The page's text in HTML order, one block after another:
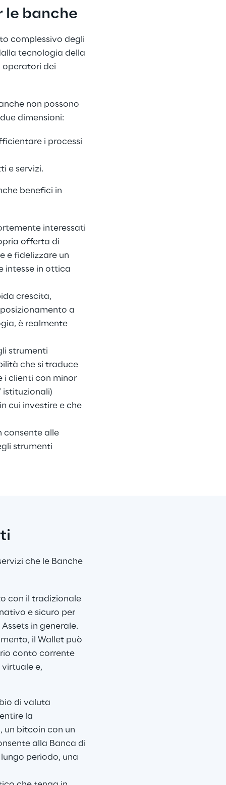
banche
complessivo degli
tecnologia della
operatori dei
non possono
dimensioni:
i processi
e servizi.
benefici in
interessati
offerta di
e fidelizzare un
intesse in ottica
crescita,
a
è realmente
strumenti
che si traduce
i clienti con minor
istituzionali)
cui investire e che
consente alle
strumenti
che le Banche
con il tradizionale
e sicuro per
in generale.
il Wallet può
conto corrente
e,
di valuta
la
un bitcoin con un
alla Banca di
periodo, una